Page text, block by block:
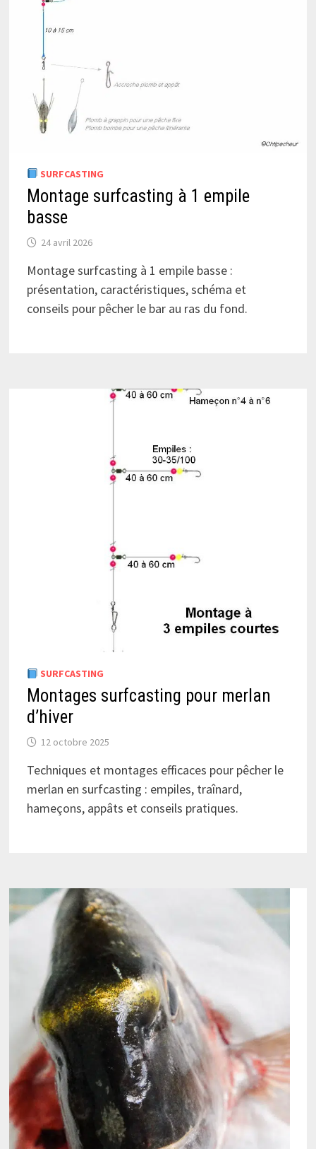
SURFCASTING
Montage surfcasting à 1 empile
basse
24 avril 2026
Montage surfcasting à 1 empile basse :
présentation, caractéristiques, schéma et
conseils pour pêcher le bar au ras du fond.
SURFCASTING
Montages surfcasting pour merlan
d’hiver
12 octobre 2025
Techniques et montages efficaces pour pêcher le
merlan en surfcasting : empiles, traînard,
hameçons, appâts et conseils pratiques.